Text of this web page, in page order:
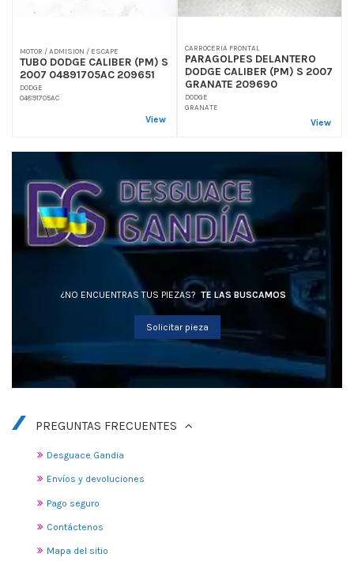
MOTOR / ADMISION / ESCAPE
TUBO DODGE CALIBER (PM) S
2007 04891705AC 209651
DODGE
04891705AC
View
CARROCERIA FRONTAL
PARAGOLPES DELANTERO
DODGE CALIBER (PM) S 2007
GRANATE 209690
DODGE
GRANATE
View
¿NO ENCUENTRAS TUS PIEZAS? TE LAS BUSCAMOS
Solicitar pieza
PREGUNTAS FRECUENTES
Desguace Gandia
Envíos y devoluciones
Pago seguro
Contáctenos
Mapa del sitio